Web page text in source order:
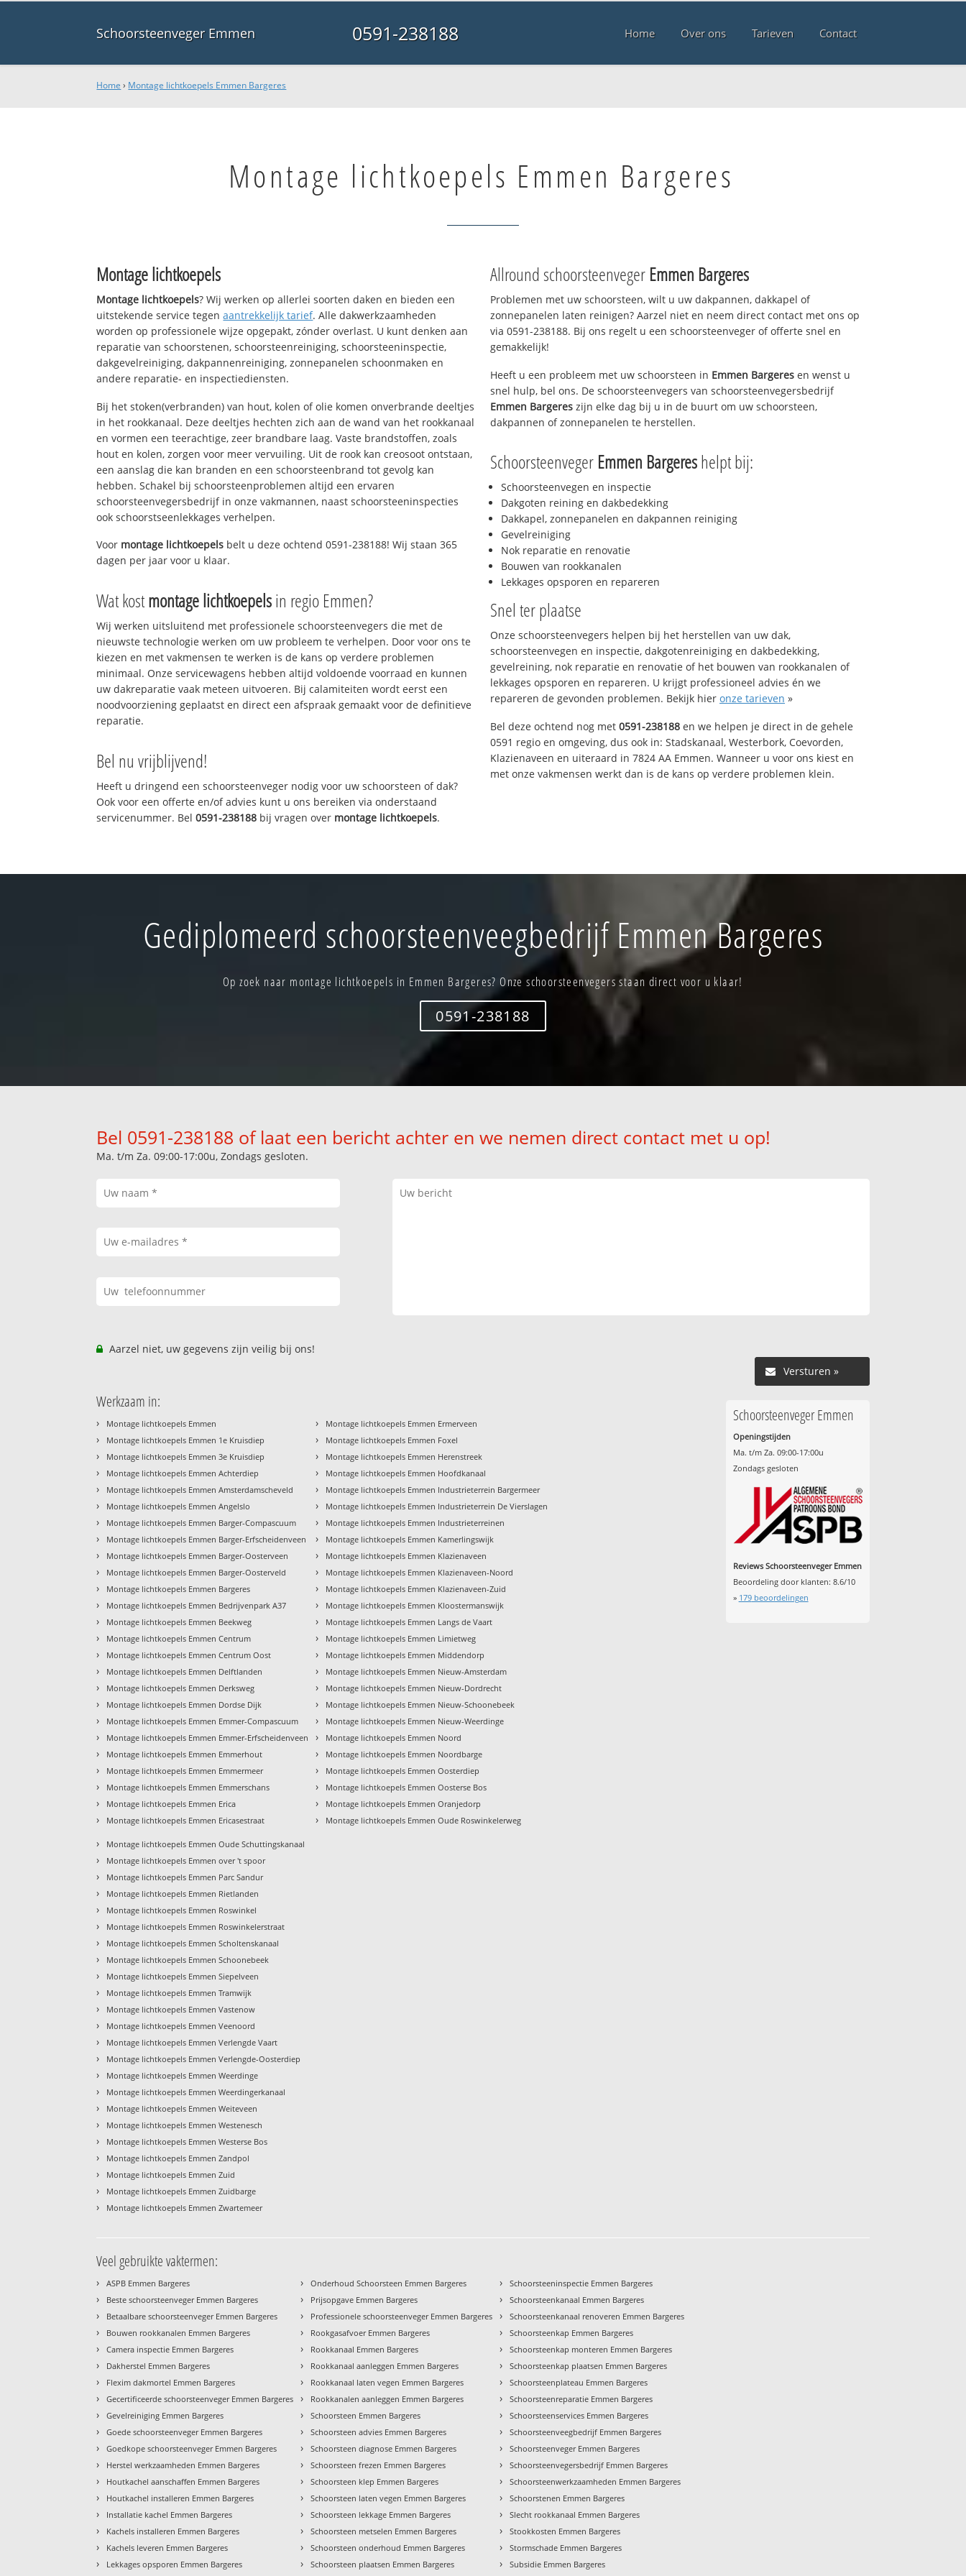
Schoorsteenveger Emmen 0591-238188 Home Over ons Tarieven Contact
Home › Montage lichtkoepels Emmen Bargeres
Montage lichtkoepels Emmen Bargeres
Montage lichtkoepels
Montage lichtkoepels? Wij werken op allerlei soorten daken en bieden een
uitstekende service tegenaantrekkelijk tarief. Alle dakwerkzaamheden
worden op professionele wijze opgepakt, zónder overlast. U kunt denken aan
reparatie van schoorstenen, schoorsteenreiniging, schoorsteeninspectie,
dakgevelreiniging, dakpannenreiniging, zonnepanelen schoonmaken en
andere reparatie- en inspectiediensten.
Bij het stoken(verbranden) van hout, kolen of olie komen onverbrande deeltjes
in het rookkanaal. Deze deeltjes hechten zich aan de wand van het rookkanaal
en vormen een teerachtige, zeer brandbare laag. Vaste brandstoffen, zoals
hout en kolen, zorgen voor meer vervuiling. Uit de rook kan creosoot ontstaan,
een aanslag die kan branden en een schoorsteenbrand tot gevolg kan
hebben. Schakel bij schoorsteenproblemen altijd een ervaren
schoorsteenvegersbedrijf in onze vakmannen, naast schoorsteeninspecties
ook schoorstseenlekkages verhelpen.
Voor montage lichtkoepels belt u deze ochtend 0591-238188! Wij staan 365
dagen per jaar voor u klaar.
Wat kostmontage lichtkoepelsin regio Emmen?
Wij werken uitsluitend met professionele schoorsteenvegers die met de
nieuwste technologie werken om uw probleem te verhelpen. Door voor ons te
kiezen en met vakmensen te werken is de kans op verdere problemen
minimaal. Onze servicewagens hebben altijd voldoende voorraad en kunnen
uw dakreparatie vaak meteen uitvoeren. Bij calamiteiten wordt eerst een
noodvoorziening geplaatst en direct een afspraak gemaakt voor de definitieve
reparatie.
Bel nu vrijblijvend!
Heeft u dringend een schoorsteenveger nodig voor uw schoorsteen of dak?
Ook voor een offerte en/of advies kunt u ons bereiken via onderstaand
servicenummer. Bel0591-238188 bij vragen over montage lichtkoepels.
Allround schoorsteenveger Emmen Bargeres
Problemen met uw schoorsteen, wilt u uw dakpannen, dakkapel of
zonnepanelen laten reinigen? Aarzel niet en neem direct contact met ons op
via 0591-238188. Bij ons regelt u een schoorsteenveger of offerte snel en
gemakkelijk!
Heeft u een probleem met uw schoorsteen in Emmen Bargeres en wenst u
snel hulp, bel ons. De schoorsteenvegers van schoorsteenvegersbedrijf
Emmen Bargeres zijn elke dag bij u in de buurt om uw schoorsteen,
dakpannen of zonnepanelen te herstellen.
Schoorsteenveger Emmen Bargereshelpt bij:
Schoorsteenvegen en inspectie
Dakgoten reining en dakbedekking
Dakkapel, zonnepanelen en dakpannen reiniging
Gevelreiniging
Nok reparatie en renovatie
Bouwen van rookkanalen
Lekkages opsporen en repareren
Snel ter plaatse
Onze schoorsteenvegers helpen bij het herstellen van uw dak,
schoorsteenvegen en inspectie, dakgotenreiniging en dakbedekking,
gevelreining, nok reparatie en renovatie of het bouwen van rookkanalen of
lekkages opsporen en repareren. U krijgt professioneel advies én we
repareren de gevonden problemen. Bekijk hier onze tarieven »
Bel deze ochtend nog met 0591-238188 en we helpen je direct in de gehele
0591 regio en omgeving, dus ook in: Stadskanaal, Westerbork, Coevorden,
Klazienaveen en uiteraard in 7824 AA Emmen. Wanneer u voor ons kiest en
met onze vakmensen werkt dan is de kans op verdere problemen klein.
Gediplomeerd schoorsteenveegbedrijf Emmen Bargeres
Op zoek naar montage lichtkoepels in Emmen Bargeres? Onze schoorsteenvegers staan direct voor u klaar!
0591-238188
Bel 0591-238188 of laat een bericht achter en we nemen direct contact met u op!
Ma. t/m Za. 09:00-17:00u, Zondags gesloten.
Aarzel niet, uw gegevens zijn veilig bij ons!
Versturen »
Werkzaam in:
› Montage lichtkoepels Emmen
› Montage lichtkoepels Emmen 1e Kruisdiep
› Montage lichtkoepels Emmen 3e Kruisdiep
› Montage lichtkoepels Emmen Achterdiep
› Montage lichtkoepels Emmen Amsterdamscheveld
› Montage lichtkoepels Emmen Angelslo
› Montage lichtkoepels Emmen Barger-Compascuum
› Montage lichtkoepels Emmen Barger-Erfscheidenveen
› Montage lichtkoepels Emmen Barger-Oosterveen
› Montage lichtkoepels Emmen Barger-Oosterveld
› Montage lichtkoepels Emmen Bargeres
› Montage lichtkoepels Emmen Bedrijvenpark A37
› Montage lichtkoepels Emmen Beekweg
› Montage lichtkoepels Emmen Centrum
› Montage lichtkoepels Emmen Centrum Oost
› Montage lichtkoepels Emmen Delftlanden
› Montage lichtkoepels Emmen Derksweg
› Montage lichtkoepels Emmen Dordse Dijk
› Montage lichtkoepels Emmen Emmer-Compascuum
› Montage lichtkoepels Emmen Emmer-Erfscheidenveen
› Montage lichtkoepels Emmen Emmerhout
› Montage lichtkoepels Emmen Emmermeer
› Montage lichtkoepels Emmen Emmerschans
› Montage lichtkoepels Emmen Erica
› Montage lichtkoepels Emmen Ericasestraat
› Montage lichtkoepels Emmen Ermerveen
› Montage lichtkoepels Emmen Foxel
› Montage lichtkoepels Emmen Herenstreek
› Montage lichtkoepels Emmen Hoofdkanaal
› Montage lichtkoepels Emmen Industrieterrein Bargermeer
› Montage lichtkoepels Emmen Industrieterrein De Vierslagen
› Montage lichtkoepels Emmen Industrieterreinen
› Montage lichtkoepels Emmen Kamerlingswijk
› Montage lichtkoepels Emmen Klazienaveen
› Montage lichtkoepels Emmen Klazienaveen-Noord
› Montage lichtkoepels Emmen Klazienaveen-Zuid
› Montage lichtkoepels Emmen Kloostermanswijk
› Montage lichtkoepels Emmen Langs de Vaart
› Montage lichtkoepels Emmen Limietweg
› Montage lichtkoepels Emmen Middendorp
› Montage lichtkoepels Emmen Nieuw-Amsterdam
› Montage lichtkoepels Emmen Nieuw-Dordrecht
› Montage lichtkoepels Emmen Nieuw-Schoonebeek
› Montage lichtkoepels Emmen Nieuw-Weerdinge
› Montage lichtkoepels Emmen Noord
› Montage lichtkoepels Emmen Noordbarge
› Montage lichtkoepels Emmen Oosterdiep
› Montage lichtkoepels Emmen Oosterse Bos
› Montage lichtkoepels Emmen Oranjedorp
› Montage lichtkoepels Emmen Oude Roswinkelerweg
› Montage lichtkoepels Emmen Oude Schuttingskanaal
› Montage lichtkoepels Emmen over 't spoor
› Montage lichtkoepels Emmen Parc Sandur
› Montage lichtkoepels Emmen Rietlanden
› Montage lichtkoepels Emmen Roswinkel
› Montage lichtkoepels Emmen Roswinkelerstraat
› Montage lichtkoepels Emmen Scholtenskanaal
› Montage lichtkoepels Emmen Schoonebeek
› Montage lichtkoepels Emmen Siepelveen
› Montage lichtkoepels Emmen Tramwijk
› Montage lichtkoepels Emmen Vastenow
› Montage lichtkoepels Emmen Veenoord
› Montage lichtkoepels Emmen Verlengde Vaart
› Montage lichtkoepels Emmen Verlengde-Oosterdiep
› Montage lichtkoepels Emmen Weerdinge
› Montage lichtkoepels Emmen Weerdingerkanaal
› Montage lichtkoepels Emmen Weiteveen
› Montage lichtkoepels Emmen Westenesch
› Montage lichtkoepels Emmen Westerse Bos
› Montage lichtkoepels Emmen Zandpol
› Montage lichtkoepels Emmen Zuid
› Montage lichtkoepels Emmen Zuidbarge
› Montage lichtkoepels Emmen Zwartemeer
Schoorsteenveger Emmen
Openingstijden
Ma. t/m Za. 09:00-17:00u
Zondags gesloten
Reviews Schoorsteenveger Emmen
Beoordeling door klanten: 8.6/10
» 179beoordelingen
Veel gebruikte vaktermen:
› ASPB Emmen Bargeres
› Beste schoorsteenveger Emmen Bargeres
› Betaalbare schoorsteenveger Emmen Bargeres
› Bouwen rookkanalen Emmen Bargeres
› Camera inspectie Emmen Bargeres
› Dakherstel Emmen Bargeres
› Flexim dakmortel Emmen Bargeres
› Gecertificeerde schoorsteenveger Emmen Bargeres
› Gevelreiniging Emmen Bargeres
› Goede schoorsteenveger Emmen Bargeres
› Goedkope schoorsteenveger Emmen Bargeres
› Herstel werkzaamheden Emmen Bargeres
› Houtkachel aanschaffen Emmen Bargeres
› Houtkachel installeren Emmen Bargeres
› Installatie kachel Emmen Bargeres
› Kachels installeren Emmen Bargeres
› Kachels leveren Emmen Bargeres
› Lekkages opsporen Emmen Bargeres
› Onderhoud Schoorsteen Emmen Bargeres
› Prijsopgave Emmen Bargeres
› Professionele schoorsteenveger Emmen Bargeres
› Rookgasafvoer Emmen Bargeres
› Rookkanaal Emmen Bargeres
› Rookkanaal aanleggen Emmen Bargeres
› Rookkanaal laten vegen Emmen Bargeres
› Rookkanalen aanleggen Emmen Bargeres
› Schoorsteen Emmen Bargeres
› Schoorsteen advies Emmen Bargeres
› Schoorsteen diagnose Emmen Bargeres
› Schoorsteen frezen Emmen Bargeres
› Schoorsteen klep Emmen Bargeres
› Schoorsteen laten vegen Emmen Bargeres
› Schoorsteen lekkage Emmen Bargeres
› Schoorsteen metselen Emmen Bargeres
› Schoorsteen onderhoud Emmen Bargeres
› Schoorsteen plaatsen Emmen Bargeres
› Schoorsteeninspectie Emmen Bargeres
› Schoorsteenkanaal Emmen Bargeres
› Schoorsteenkanaal renoveren Emmen Bargeres
› Schoorsteenkap Emmen Bargeres
› Schoorsteenkap monteren Emmen Bargeres
› Schoorsteenkap plaatsen Emmen Bargeres
› Schoorsteenplateau Emmen Bargeres
› Schoorsteenreparatie Emmen Bargeres
› Schoorsteenservices Emmen Bargeres
› Schoorsteenveegbedrijf Emmen Bargeres
› Schoorsteenveger Emmen Bargeres
› Schoorsteenvegersbedrijf Emmen Bargeres
› Schoorsteenwerkzaamheden Emmen Bargeres
› Schoorstenen Emmen Bargeres
› Slecht rookkanaal Emmen Bargeres
› Stookkosten Emmen Bargeres
› Stormschade Emmen Bargeres
› Subsidie Emmen Bargeres